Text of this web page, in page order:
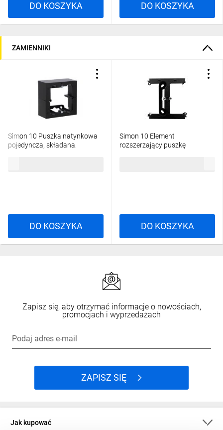
DO KOSZYKA DO KOSZYKA
ZAMIENNIKI
Simon 10 Puszka natynkowa
pojedyncza, składana.
DO KOSZYKA
Simon 10 Element
rozszerzający puszkę
DO KOSZYKA
Zapisz się, aby otrzymać informacje o nowościach,
promocjach i wyprzedażach
Podaj adres e-mail
ZAPISZ SIĘ
Jak kupować